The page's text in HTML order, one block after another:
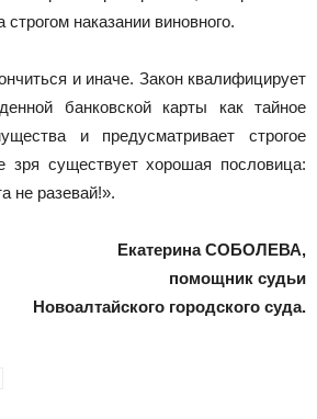
строгом наказании виновного.
и иначе. Закон квалифицирует
банковской карты как тайное
и предусматривает строгое
зря существует хорошая пословица:
не разевай!».
Екатерина СОБОЛЕВА,
помощник судьи
Новоалтайского городского суда.